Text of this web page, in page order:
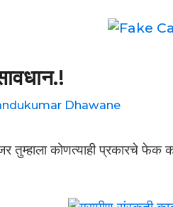
Dhawane
तुम्हाला कोणत्याही प्रकारचे फेक